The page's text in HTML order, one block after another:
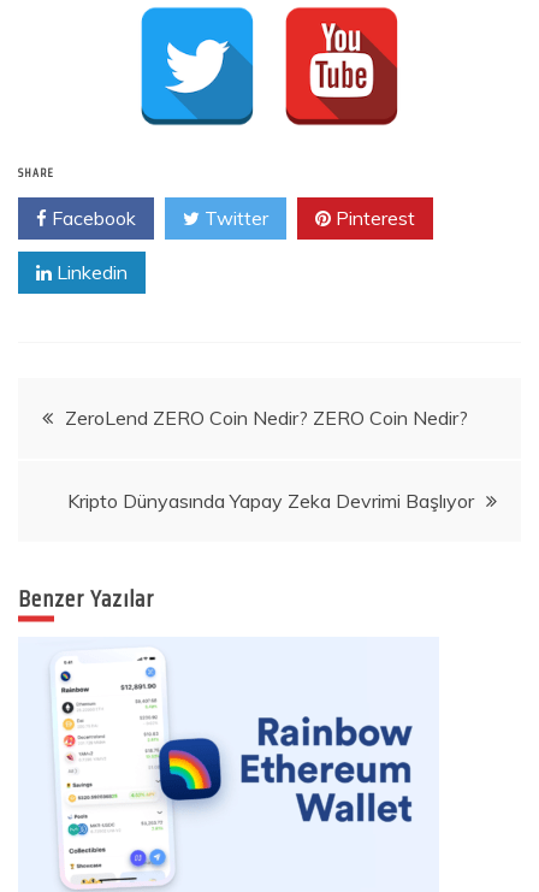
SHARE
Facebook Twitter Pinterest
Linkedin
YazıZeroLend ZERO Coin Nedir? ZERO Coin Nedir?
Kripto Dünyasında Yapay Zeka Devrimi Başlıyor
Benzer Yazılar